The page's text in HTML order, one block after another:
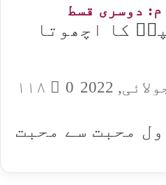
دوسری قسط
کا اچھوتا
0
محبت سے محبت